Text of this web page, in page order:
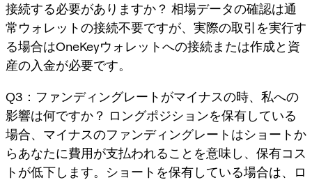
接続する必要がありますか？ 相場データの確認は通
常ウォレットの接続不要ですが、実際の取引を実行す
る場合はOneKeyウォレットへの接続または作成と資
産の入金が必要です。
Q3：ファンディングレートがマイナスの時、私への
影響は何ですか？ ロングポジションを保有している
場合、マイナスのファンディングレートはショートか
らあなたに費用が支払われることを意味し、保有コス
トが低下します。ショートを保有している場合は、ロ